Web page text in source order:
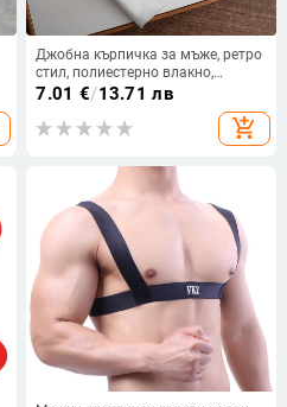
Джобна кърпичка за мъже, ретро
стил, полиестерно влакно,
едноцветен модел, проста
7.01 €/13.71 лв
add_shopping_cart